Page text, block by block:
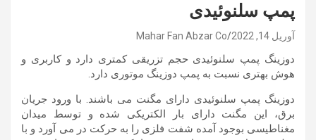
پمپ سلنوئیدی
آوریل 14, 2022 Mahar Fan Abzar Co
دوزینگ پمپ سلنوئیدی حجم تزریقی کمتری دارد و کاربری و
هوش بهتری نسبت به پمپ دوزینگ موتوری دارد.
دوزینگ پمپ سلنوئیدی دارای مگنت می باشند. با ورود جریان
برق، این مگنت دارای بار الکتریکی شده و توسط میدان
مغناطیسی بوجود آمده شفت فلزی را به حرکت در می آورد و با